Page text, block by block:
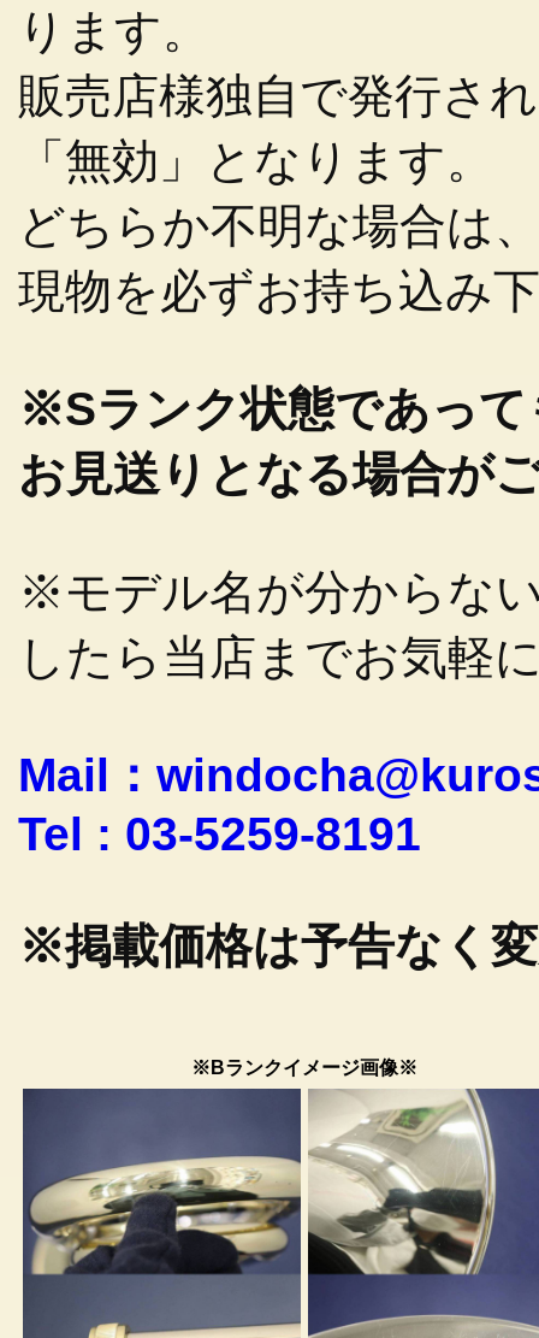
ります。
販売店様独自で発行さ
「無効」となります。
どちらか不明な場合は
現物を必ずお持ち込み
※Sランク状態であって
お見送りとなる場合が
※モデル名が分からな
したら当店までお気軽
Mail：
Tel : 03-5259-8191
※掲載価格は予告なく
※Bランクイメージ画像※